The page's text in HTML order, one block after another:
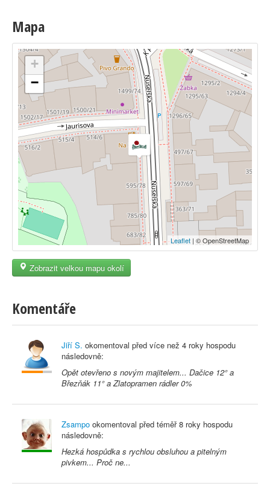
Mapa
+
−
Leaflet | © OpenStreetMap
Zobrazit velkou mapu okolí
Komentáře
Jiří S. okomentoval před více než 4 roky hospodu
následovně:
Opět otevřeno s novým majitelem... Dačice 12° a
Březňák 11° a Zlatopramen rádler 0%
Zsampo okomentoval před téměř 8 roky hospodu
následovně:
Hezká hospůdka s rychlou obsluhou a pitelným
pivkem... Proč ne...